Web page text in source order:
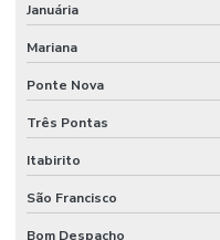
Januária
Mariana
Ponte Nova
Três Pontas
Itabirito
São Francisco
Bom Despacho